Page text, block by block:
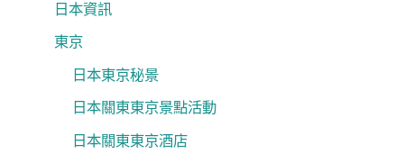
日本資訊
東京
日本東京秘景
日本關東東京景點活動
日本關東東京酒店